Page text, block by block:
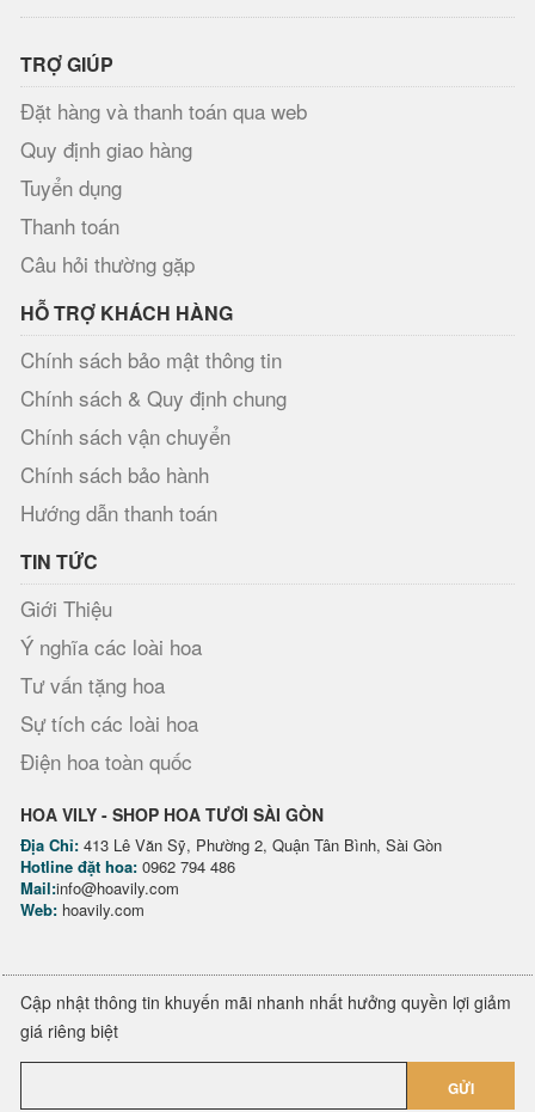
TRỢ GIÚP
Đặt hàng và thanh toán qua web
Quy định giao hàng
Tuyển dụng
Thanh toán
Câu hỏi thường gặp
HỖ TRỢ KHÁCH HÀNG
Chính sách bảo mật thông tin
Chính sách & Quy định chung
Chính sách vận chuyển
Chính sách bảo hành
Hướng dẫn thanh toán
TIN TỨC
Giới Thiệu
Ý nghĩa các loài hoa
Tư vấn tặng hoa
Sự tích các loài hoa
Điện hoa toàn quốc
HOA VILY - SHOP HOA TƯƠI SÀI GÒN
Địa Chỉ: 413 Lê Văn Sỹ, Phường 2, Quận Tân Bình, Sài Gòn
Hotline đặt hoa: 0962 794 486
Mail:info@hoavily.com
Web: hoavily.com
Cập nhật thông tin khuyến mãi nhanh nhất hưởng quyền lợi giảm
giá riêng biệt
GỬI